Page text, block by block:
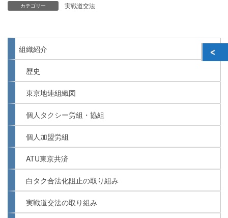
カテゴリー 実戦道交法
組織紹介
歴史
東京地連組織図
個人タクシー労組・協組
個人加盟労組
ATU東京共済
白タク合法化阻止の取り組み
実戦道交法の取り組み